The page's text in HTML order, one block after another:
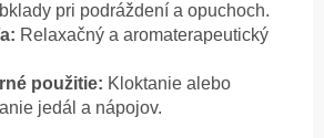
pri podráždení a opuchoch.
Relaxačný a aromaterapeutický
použitie: Kloktanie alebo
jedál a nápojov.